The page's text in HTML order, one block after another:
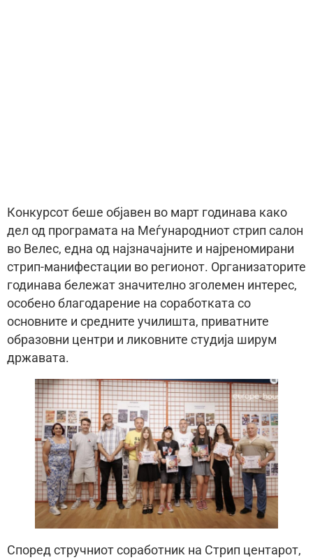
Конкурсот беше објавен во март годинава како
дел од програмата на Меѓународниот стрип салон
во Велес, една од најзначајните и најреномирани
стрип-манифестации во регионот. Организаторите
годинава бележат значително зголемен интерес,
особено благодарение на соработката со
основните и средните училишта, приватните
образовни центри и ликовните студија ширум
државата.
Според стручниот соработник на Стрип центарот,